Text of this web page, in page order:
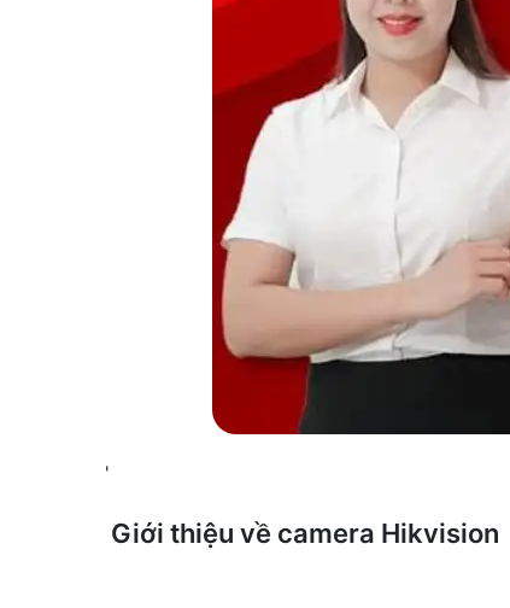
'
Giới thiệu về camera Hikvision